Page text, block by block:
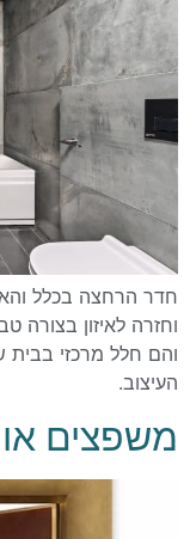
חדר הרחצה בכלל
וחזרה לאיזון בצורה
והם חלל מרכזי
העיצוב.
משפצים